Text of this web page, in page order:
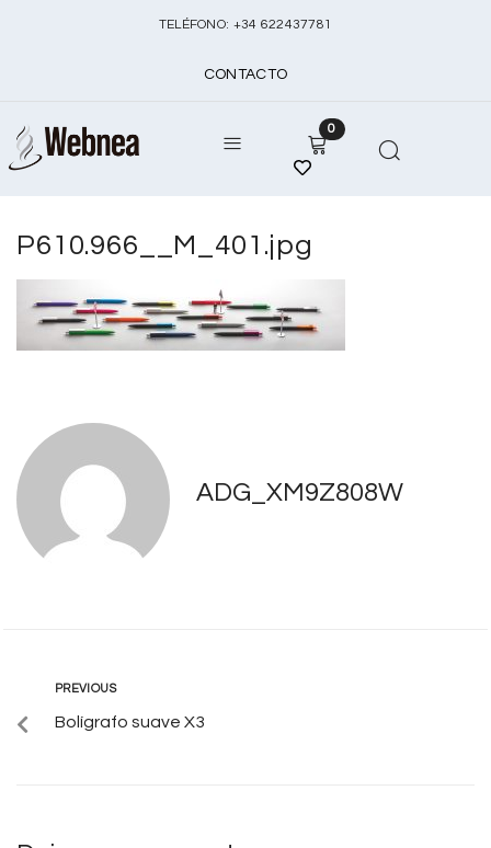
TELÉFONO: +34 622437781
CONTACTO
0
P610.966__M_401.jpg
ADG_XM9Z808W
PREVIOUS
Bolígrafo suave X3